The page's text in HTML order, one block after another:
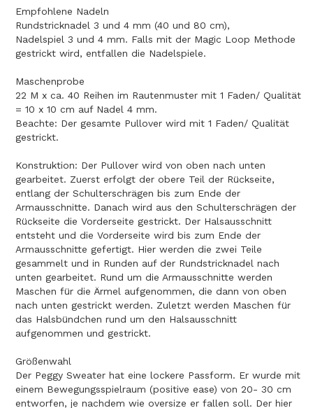
Empfohlene Nadeln
Rundstricknadel 3 und 4 mm (40 und 80 cm),
Nadelspiel 3 und 4 mm. Falls mit der Magic Loop Methode
gestrickt wird, entfallen die Nadelspiele.
Maschenprobe
22 M x ca. 40 Reihen im Rautenmuster mit 1 Faden/ Qualität
= 10 x 10 cm auf Nadel 4 mm.
Beachte: Der gesamte Pullover wird mit 1 Faden/ Qualität
gestrickt.
Konstruktion: Der Pullover wird von oben nach unten
gearbeitet. Zuerst erfolgt der obere Teil der Rückseite,
entlang der Schulterschrägen bis zum Ende der
Armausschnitte. Danach wird aus den Schulterschrägen der
Rückseite die Vorderseite gestrickt. Der Halsausschnitt
entsteht und die Vorderseite wird bis zum Ende der
Armausschnitte gefertigt. Hier werden die zwei Teile
gesammelt und in Runden auf der Rundstricknadel nach
unten gearbeitet. Rund um die Armausschnitte werden
Maschen für die Ärmel aufgenommen, die dann von oben
nach unten gestrickt werden. Zuletzt werden Maschen für
das Halsbündchen rund um den Halsausschnitt
aufgenommen und gestrickt.
Größenwahl
Der Peggy Sweater hat eine lockere Passform. Er wurde mit
einem Bewegungsspielraum (positive ease) von 20- 30 cm
entworfen, je nachdem wie oversize er fallen soll. Der hier